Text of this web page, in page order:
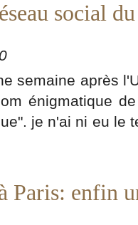
social
semaine après
énigmatique
je n'ai ni eu le
Paris: enfin